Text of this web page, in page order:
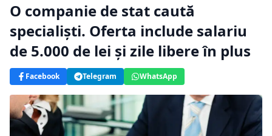
O companie de stat caută
specialiști. Oferta include salariu
de 5.000 de lei și zile libere în plus
Facebook Telegram WhatsApp